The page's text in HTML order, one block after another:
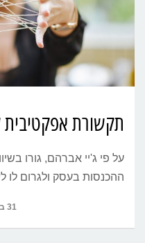
תקשורת
ההכנסות בעסק ולגרום
31 במאי 2016